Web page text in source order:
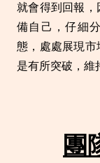
就會得到回報，
備自己，仔細
態，處處展現
是有所突破，維
團